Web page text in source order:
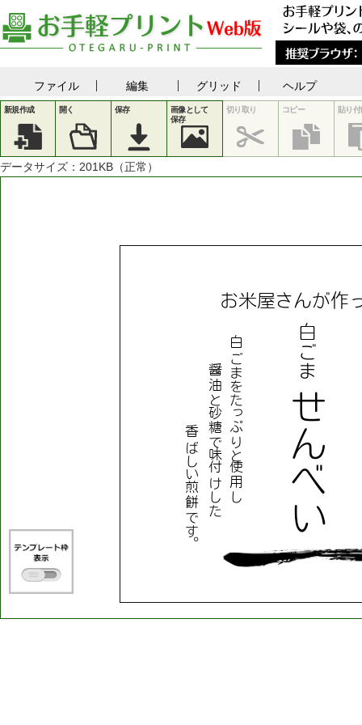
ファイル 編集 グリッド ヘルプ
新規作成 開く 保存
画像として
保存
切り取り コピー 貼り付
データサイズ： 201 KB（正常）
せ
ん
べ
い
お米屋さんが作
香
ば
し
い
煎
餅
で
す
。
白
ご
ま
を
た
っ
ぷ
り
と
使
用
し
醤
油
と
砂
糖
で
味
付
け
し
た
白
ご
ま